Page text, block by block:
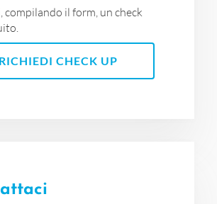
compilando il form, un check
RICHIEDI CHECK UP